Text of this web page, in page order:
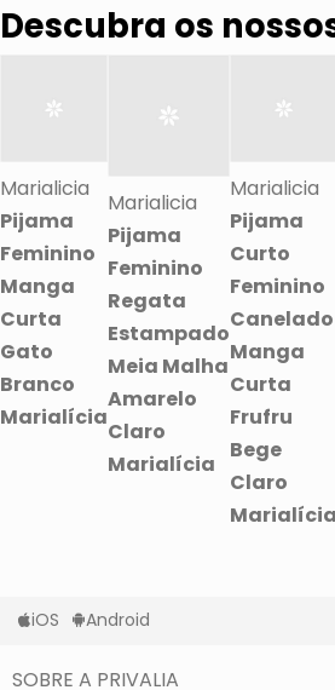
Descubra os
Marialicia
Pijama
Feminino
Manga
Curta
Gato
Branco
Marialícia
Marialicia
Pijama
Feminino
Regata
Estampado
Meia Malha
Amarelo
Claro
Marialícia
Marialicia
Pijama
Curto
Feminino
Canelado
Manga
Curta
Frufru
Bege
Claro
Marialícia
iOS Android
SOBRE A PRIVALIA